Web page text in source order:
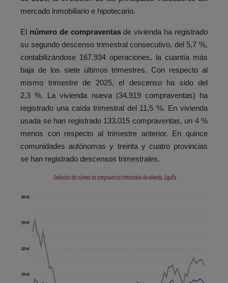
mercado inmobiliario e hipotecario.
El número de compraventasde vivienda ha registrado
su segundo descenso trimestral consecutivo, del 5,7 %,
contabilizándose 167.934 operaciones, la cuantía más
baja de los siete últimos trimestres. Con respecto al
mismo trimestre de 2025, el descenso ha sido del
2,3 %. La vivienda nueva (34.919 compraventas) ha
registrado una caída trimestral del 11,5 %. En vivienda
usada se han registrado 133.015 compraventas, un 4 %
menos con respecto al trimestre anterior. En quince
comunidades autónomas y treinta y cuatro provincias
se han registrado descensos trimestrales.